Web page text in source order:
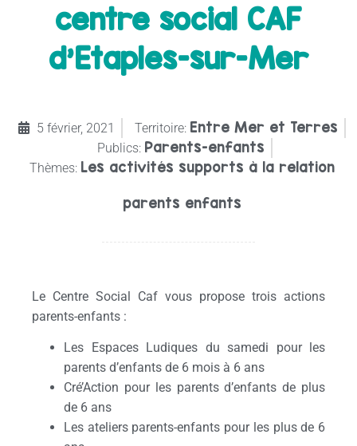
centre social CAF
d’Etaples-sur-Mer
5 février, 2021 Territoire: Entre Mer et Terres
Publics: Parents-enfants
Thèmes: Les activités supports à la relation
parents enfants
Le Centre Social Caf vous propose trois actions
parents-enfants :
Les Espaces Ludiques du samedi pour les
parents d’enfants de 6 mois à 6 ans
Cré’Action pour les parents d’enfants de plus
de 6 ans
Les ateliers parents-enfants pour les plus de 6